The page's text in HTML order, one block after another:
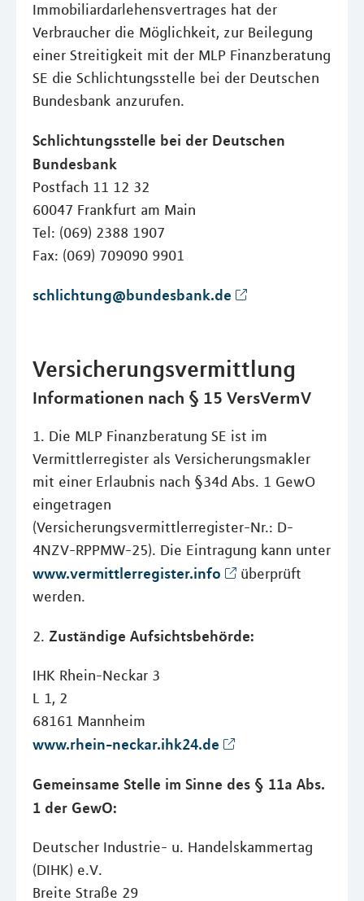
Immobiliardarlehensvertrages hat der
Verbraucher die Möglichkeit, zur Beilegung
einer Streitigkeit mit der MLP Finanzberatung
SE die Schlichtungsstelle bei der Deutschen
Bundesbank anzurufen.
Schlichtungsstelle bei der Deutschen
Bundesbank
Postfach 11 12 32
60047 Frankfurt am Main
Tel: (069) 2388 1907
Fax: (069) 709090 9901
schlichtung@bundesbank.de
Versicherungsvermittlung
Informationen nach § 15 VersVermV
1. Die MLP Finanzberatung SE ist im
Vermittlerregister als Versicherungsmakler
mit einer Erlaubnis nach §34d Abs. 1 GewO
eingetragen
(Versicherungsvermittlerregister-Nr.: D-
4NZV-RPPMW-25). Die Eintragung kann unter
www.vermittlerregister.info
überprüft
werden.
2. Zuständige Aufsichtsbehörde:
IHK Rhein-Neckar 3
L 1, 2
68161 Mannheim
www.rhein-neckar.ihk24.de
Gemeinsame Stelle im Sinne des § 11a Abs.
1 der GewO:
Deutscher Industrie- u. Handelskammertag
(DIHK) e.V.
Breite Straße 29